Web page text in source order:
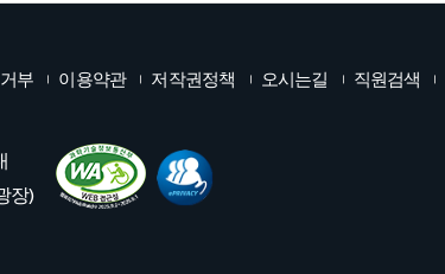
부 이용약관 저작권정책 오시는길 직원검색
장)